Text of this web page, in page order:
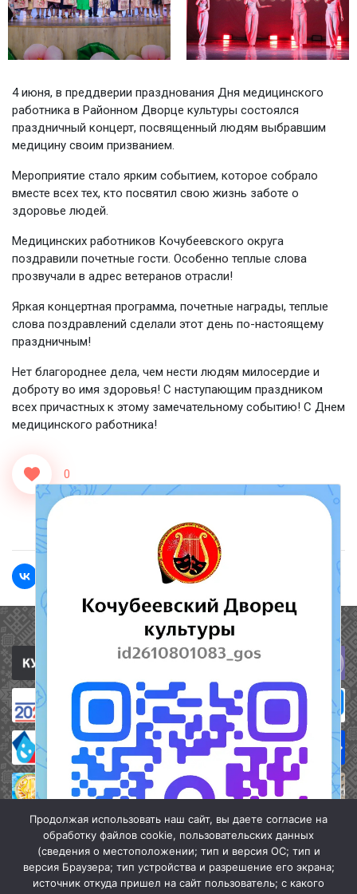
4 июня, в преддверии празднования Дня медицинского
работника в Районном Дворце культуры состоялся
праздничный концерт, посвященный людям выбравшим
медицину своим призванием.
Мероприятие стало ярким событием, которое собрало
вместе всех тех, кто посвятил свою жизнь заботе о
здоровье людей.
Медицинских работников Кочубеевского округа
поздравили почетные гости. Особенно теплые слова
прозвучали в адрес ветеранов отрасли!
Яркая концертная программа, почетные награды, теплые
слова поздравлений сделали этот день по-настоящему
праздничным!
Нет благороднее дела, чем нести людям милосердие и
доброту во имя здоровья! С наступающим праздником
всех причастных к этому замечательному событию! С Днем
медицинского работника!
0
Полезные ссылки
Продолжая использовать наш сайт, вы даете согласие на
обработку файлов cookie, пользовательских данных
(сведения о местоположении; тип и версия ОС; тип и
версия Браузера; тип устройства и разрешение его экрана;
источник откуда пришел на сайт пользователь; с какого